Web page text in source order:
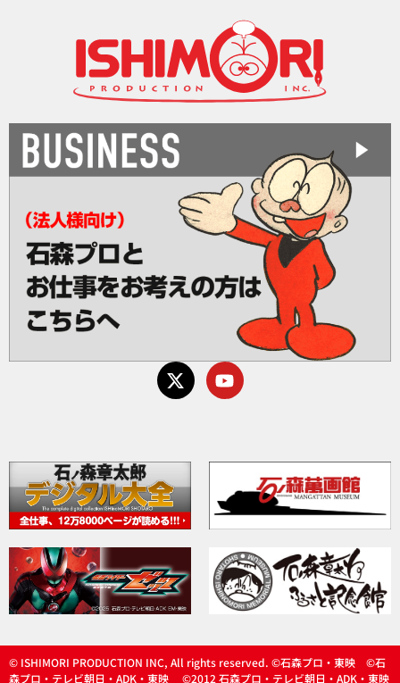
© ISHIMORI PRODUCTION INC, All rights reserved. ©石森プロ・東映 ©石
森プロ・テレビ朝日・ADK・東映 ©2012 石森プロ・テレビ朝日・ADK・東映